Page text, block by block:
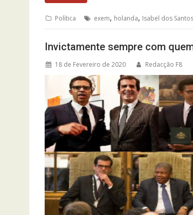
Política exem, holanda, Isabel dos Santos
Invictamente sempre com
18 de Fevereiro de 2020 Redacção F8